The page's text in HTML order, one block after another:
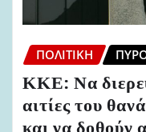
ΠΟΛΙΤΙΚΉ
ΚΚΕ: Να
αιτίες του